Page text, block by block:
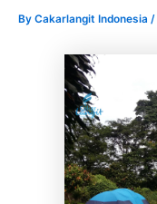
By Cakarlangit Indonesia /